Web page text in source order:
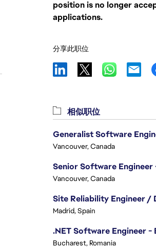
position is no longer
applications.
分享此职位
相似职位
Vancouver, Canada
Vancouver, Canada
Madrid, Spain
Bucharest, Romania